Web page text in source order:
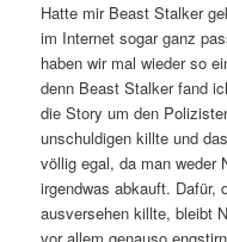
Hatte mir Beast Stalker
im Internet sogar ganz
haben wir mal wieder so
denn Beast Stalker fand
die Story um den
unschuldigen killte und
völlig egal, da man weder
irgendwas abkauft. Dafür,
ausversehen killte, bleibt